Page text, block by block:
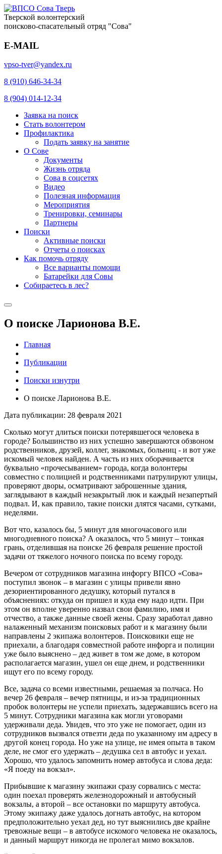
Тверской волонтерский
поисково-спасательный отряд "Сова"
E-MAIL
vpso-tver@yandex.ru
8 (910) 646-34-34
8 (904) 014-12-34
Заявка на поиск
Стать волонтером
Профилактика
Подать заявку на занятие
О Сове
Документы
Жизнь отряда
Сова в соцсетях
Видео
Полезная информация
Мероприятия
Тренировки, семинары
Партнеры
Поиски
Активные поиски
Отчеты о поисках
Как помочь отряду
Все варианты помощи
Батарейки для Совы
Собираетесь в лес?
О поиске Ларионова В.Е.
Главная
Публикации
Поиски изнутри
О поиске Ларионова В.Е.
Дата публикации: 28 февраля 2021
Сколько могут длиться поиски потерявшегося человека в
городе? Большинство из них успешно завершаются обзвоном
родственников, друзей, коллег, знакомых, больниц - и вот уже
искомый человек найден. А часть из них оборачивается
буквально «прочесыванием» города, когда волонтеры
совместно с полицией и родственниками патрулируют улицы,
проверяют дворы, осматривают заброшенные здания,
заглядывают в каждый незакрытый люк и каждый незапертый
подвал. И, как правило, такие поиски длятся часами, сутками,
неделями.
Вот что, казалось бы, 5 минут для многочасового или
многодневного поиска? А оказалось, что 5 минут – тонкая
грань, отделившая на поиске 26 февраля решение простой
задачи от тяжелого ночного поиска по всему городу.
Вечером от сотрудников магазина инфоргу ВПСО «Сова»
поступил звонок – в магазин с улицы привели явно
дезориентированного дедушку, который путался в
объяснениях: откуда он пришел и куда ему надо идти. При
этом он вполне уверенно назвал свои фамилию, имя и
отчество, а также данные своей жены. Сразу заработал давно
налаженный механизм поисковых работ и к магазину были
направлены 2 экипажа волонтеров. Поисковики еще не
приехали, а благодаря совместной работе инфорга и полиции
уже было выяснено – дед живет в том же доме, в котором
располагается магазин, ушел он еще днем, и родственники
ищут его по всему городу.
Все, задача со всеми известными, решаемая за полчаса. Но
вечер 26 февраля – вечер пятницы, и из-за традиционных
пробок волонтеры не успели приехать, задержавшись всего на
5 минут. Сотрудники магазина как могли уговорами
удерживали деда. Увидев, что это уже не помогает, один из
сотрудников вызвался отвезти деда по указанному им адресу в
другой конец города. Но уже на улице, не имея опыта в таком
деле, не смог его удержать – дедушка сел в автобус и уехал.
Хорошо, что удалось запомнить номер автобуса и слова деда:
«Я поеду на вокзал».
Прибывшие к магазину экипажи сразу сорвались с места:
один поехал проверять железнодорожный и автобусный
вокзалы, а второй – все остановки по маршруту автобуса.
Этому экипажу даже удалось догнать автобус, на котором
предположительно уехал дед, но тут выяснились две крайне
тревожные вещи – в автобусе искомого человека не оказалось,
и данный маршрут никогда не пролегал мимо вокзалов.